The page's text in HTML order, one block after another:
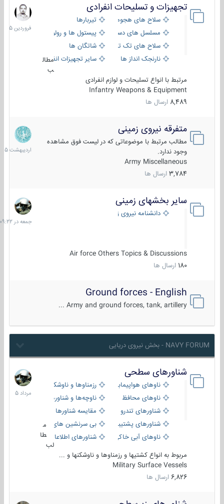
تجهیزات و تسلیحات انفرادی
سلاح های هجومی
تیربارها
مسلسل های دستی
پیستول ها و رولورها
سلاح های تک تیر اندازیشاتگان ها
نارنجک انداز ها
سایر تجهیزات انفرادی
مطال
ب
مرتبط با انواع تسلیحات و لوازم انفرادی
Infantry Weapons & Equipment
8,489 ارسال ها
17
فروردین
1405
متفرقه نیروی زمینی
مطالب مرتبط با موضوعاتی که در لیست فوق مشاهده
وجود ندارد.
Army Miscellaneous
3,784 ارسال ها
27
1405
سایر بخشهای زمینی
دانشنامه نیروی زمینی
Air force Others Topics & Discussions
180 ارسال ها
جمعه
در
09:22
Ground forces - English
Army and ground forces, tank, artillery ...
NAVY FORUM - بخش نیروی دریایی
شناورهای سطحی
ناوهای هواپیمابر و بالگرد بررزمناوها و ناوشکن‌ها
ناوهای محافظ
ناوچه‌ها و شناورهای گشتی
شناورهای تندرو
مقایسه شناورها
شناورهای پشتیبانی
بی سرنشین های دریایی
ناوهای آبی خاکی و نیروبرشناورهای اطلاعاتی و جاسوسی
طا
لب
مربوط به انواع کشتیها و رزمناوها و ناوشکنها و ...
Military Surface Vessels
6,826 ارسال ها
2
مرداد
1405